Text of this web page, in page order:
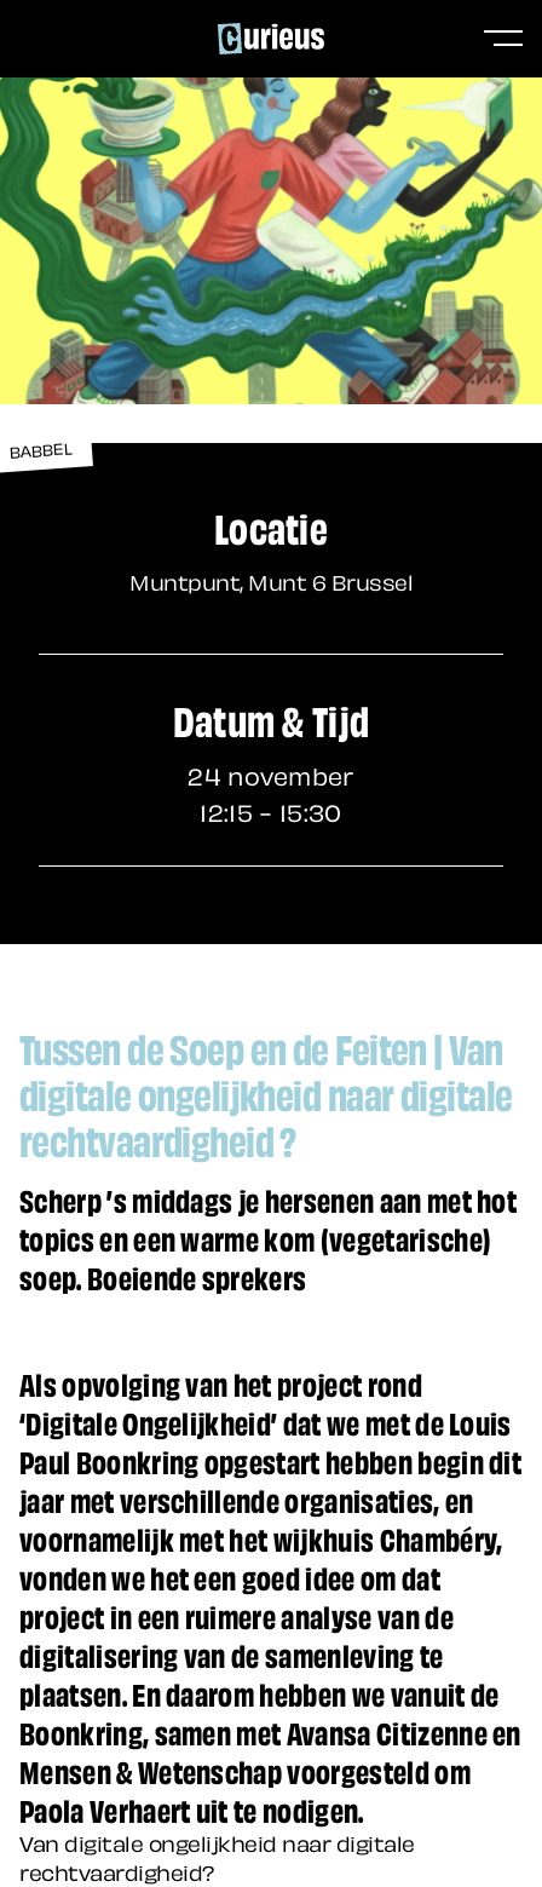
BABBEL
Locatie
Muntpunt, Munt 6 Brussel
Datum & Tijd
24 november
12:15 - 15:30
Tussen de Soep en de Feiten | Van
digitale ongelijkheid naar digitale
rechtvaardigheid ?
Scherp ’s middags je hersenen aan met hot
topics en een warme kom (vegetarische)
soep. Boeiende sprekers
Als opvolging van het project rond
‘Digitale Ongelijkheid’ dat we met de Louis
Paul Boonkring opgestart hebben begin dit
jaar met verschillende organisaties, en
voornamelijk met het wijkhuis Chambéry,
vonden we het een goed idee om dat
project in een ruimere analyse van de
digitalisering van de samenleving te
plaatsen. En daarom hebben we vanuit de
Boonkring, samen met Avansa Citizenne en
Mensen & Wetenschap voorgesteld om
Paola Verhaert uit te nodigen.
Van digitale ongelijkheid naar digitale
rechtvaardigheid?